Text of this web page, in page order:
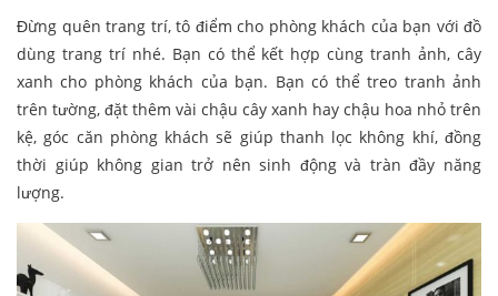
Đừng quên trang trí, tô điểm cho phòng khách của bạn với đồ
dùng trang trí nhé. Bạn có thể kết hợp cùng tranh ảnh, cây
xanh cho phòng khách của bạn. Bạn có thể treo tranh ảnh
trên tường, đặt thêm vài chậu cây xanh hay chậu hoa nhỏ trên
kệ, góc căn phòng khách sẽ giúp thanh lọc không khí, đồng
thời giúp không gian trở nên sinh động và tràn đầy năng
lượng.